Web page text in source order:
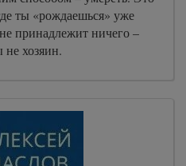
ты «рождаешься» уже
принадлежит ничего –
не хозяин.